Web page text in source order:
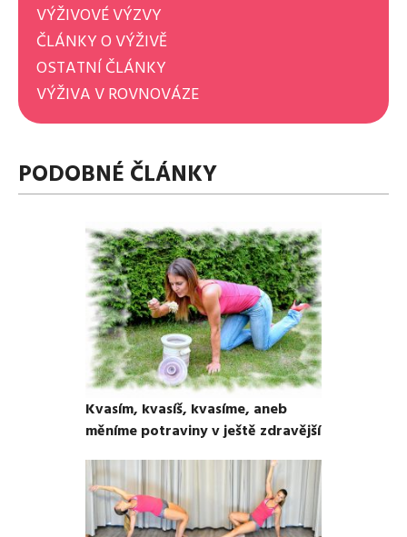
VÝŽIVOVÉ VÝZVY
ČLÁNKY O VÝŽIVĚ
OSTATNÍ ČLÁNKY
VÝŽIVA V ROVNOVÁZE
PODOBNÉ ČLÁNKY
Kvasím, kvasíš, kvasíme, aneb
měníme potraviny v ještě zdravější